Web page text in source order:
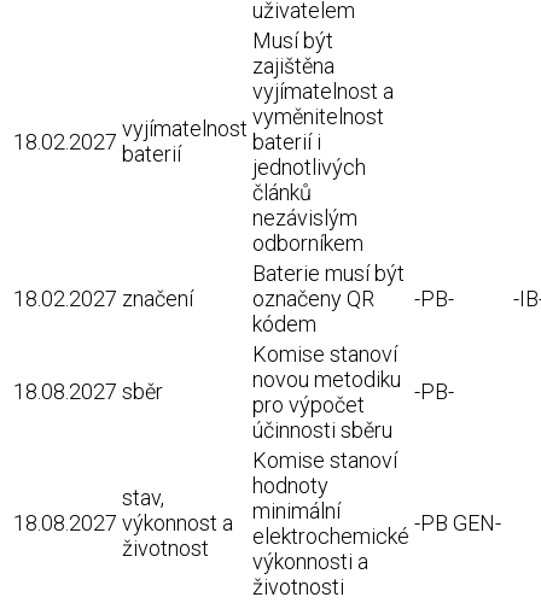
uživatelem
18.02.2027
vyjímatelnost
baterií
Musí být
zajištěna
vyjímatelnost a
vyměnitelnost
baterií i
jednotlivých
článků
nezávislým
odborníkem
18.02.2027 značení
Baterie musí být
označeny QR
kódem
-PB- -
18.08.2027 sběr
Komise stanoví
novou metodiku
pro výpočet
účinnosti sběru
-PB-
18.08.2027
stav,
výkonnost a
životnost
Komise stanoví
hodnoty
minimální
elektrochemické
výkonnosti a
životnosti
-PB GEN-